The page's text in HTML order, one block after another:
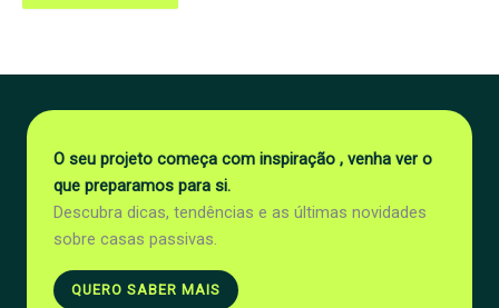
O seu projeto começa com inspiração , venha ver o
que preparamos para si.
Descubra dicas, tendências e as últimas novidades
sobre casas passivas.
QUERO SABER MAIS